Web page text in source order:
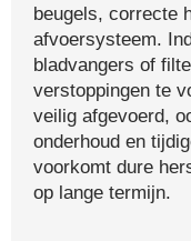
beugels, correcte
afvoersysteem.
bladvangers of
verstoppingen te
veilig afgevoerd,
onderhoud en
voorkomt dure
op lange termijn.